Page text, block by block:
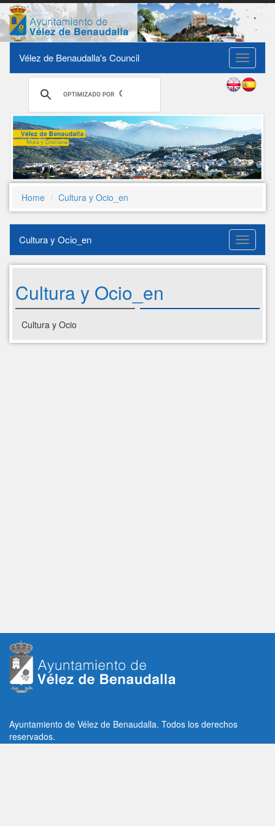
Toggle
Vélez de Benaudalla's Council
Home Cultura y Ocio_en
Cultura
y
Ocio_en
Cultura y Ocio_en
Cultura y Ocio_en
Cultura y Ocio
Ayuntamiento de Vélez de Benaudalla. Todos los derechos
reservados.